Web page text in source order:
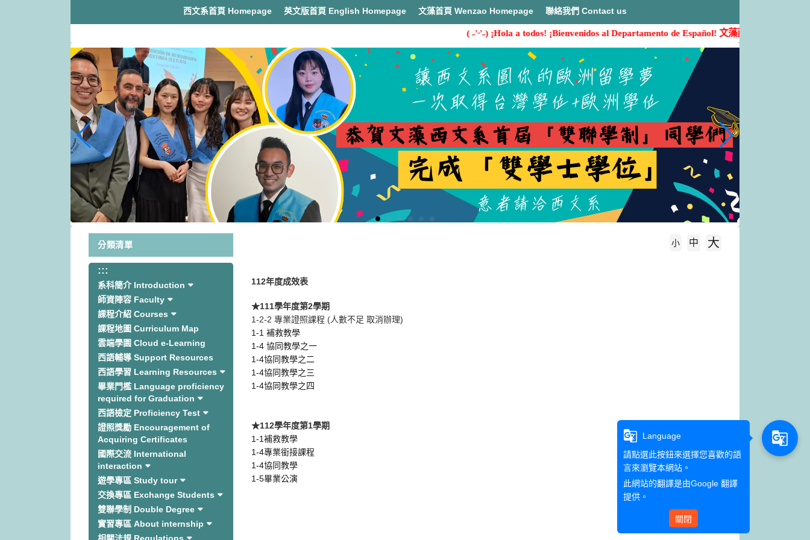
西文系首頁 Homepage 英文版首頁 English Homepage 文藻首頁 Wenzao Homepage 聯絡我們 Contact us
( ˶'ᵕ'˶) ¡Hola a todos! ¡Bienvenidos al Departamento de Español!文藻西文系歡迎您的加入(
分類清單
:::
系科簡介 Introduction
師資陣容 Faculty
課程介紹 Courses
課程地圖 Curriculum Map
雲端學園 Cloud e-Learning
西語輔導 Support Resources
西語學習 Learning Resources
畢業門檻 Language proficiency
required for Graduation
西語檢定 Proficiency Test
證照獎勵 Encouragement of
Acquiring Certificates
國際交流 International
interaction
遊學專區 Study tour
交換專區 Exchange Students
雙聯學制 Double Degree
實習專區 About internship
小 中 大
112年度成效表
★111學年度第2學期
1-2-2 專業證照課程 (人數不足 取消辦理)
1-1 補救教學
1-4 協同教學之一
1-4協同教學之二
1-4協同教學之三
1-4協同教學之四
★112學年度第1學期
1-1補救教學
1-4專業銜接課程
1-4協同教學
1-5畢業公演
g_translate
Language
請點選此按鈕來選擇您喜歡的語
言來瀏覽本網站。
此網站的翻譯是由Google 翻譯
提供。
關閉
g_translate